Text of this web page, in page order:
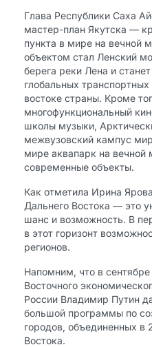
Глава Республики Саха
мастер-план Якутска —
пункта в мире на вечной
объектом стал Ленский
берега реки Лена и
глобальных
востоке страны. Кроме
многофункциональный
школы музыки,
межвузовский кампус
мире аквапарк на вечной
современные объекты.
Как отметила Ирина
Дальнего Востока — это
шанс и возможность. В
в этот горизонт
регионов.
Напомним, что в
Восточного
России Владимир Путин
большой программы по
городов, объединенных в
Востока.